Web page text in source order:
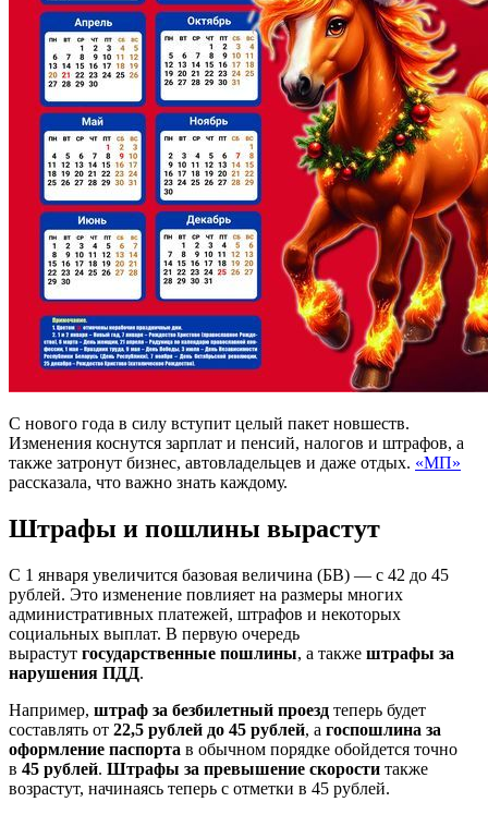
С нового года в силу вступит целый пакет новшеств.
Изменения коснутся зарплат и пенсий, налогов и штрафов, а
также затронут бизнес, автовладельцев и даже отдых. «МП»
рассказала, что важно знать каждому.
Штрафы и пошлины вырастут
С 1 января увеличится базовая величина (БВ) — с 42 до 45
рублей. Это изменение повлияет на размеры многих
административных платежей, штрафов и некоторых
социальных выплат. В первую очередь
вырастут государственные пошлины, а также штрафы за
нарушения ПДД.
Например, штраф за безбилетный проезд теперь будет
составлять от 22,5 рублей до 45 рублей, а госпошлина за
оформление паспорта в обычном порядке обойдется точно
в 45 рублей. Штрафы за превышение скорости также
возрастут, начинаясь теперь с отметки в 45 рублей.